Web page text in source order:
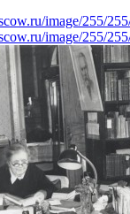
image/255/
image/255/